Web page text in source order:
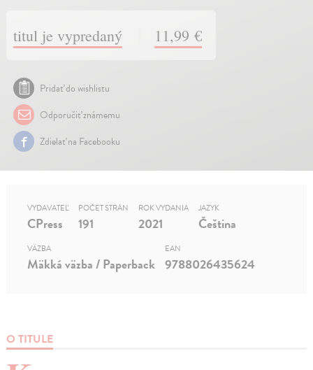
titul je vypredaný 11,99 €
Pridať do wishlistu
Odporučiť známemu
Zdielať na Facebooku
O TITULE
VYDAVATEĽ
CPress
POČET STRÁN
191
ROK VYDANIA
2021
JAZYK
Čeština
VÄZBA
Mäkká väzba / Paperback
EAN
9788026435624